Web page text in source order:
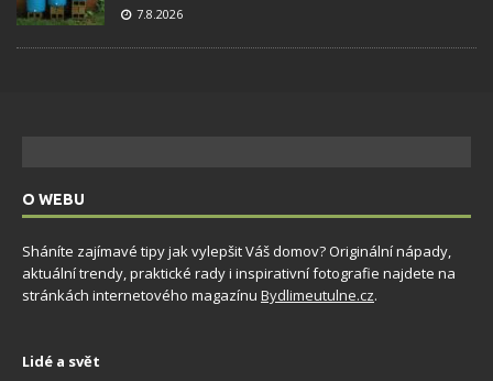
7.8.2026
O WEBU
Sháníte zajímavé tipy jak vylepšit Váš domov? Originální nápady,
aktuální trendy, praktické rady i inspirativní fotografie najdete na
stránkách internetového magazínu Bydlimeutulne.cz.
Lidé a svět